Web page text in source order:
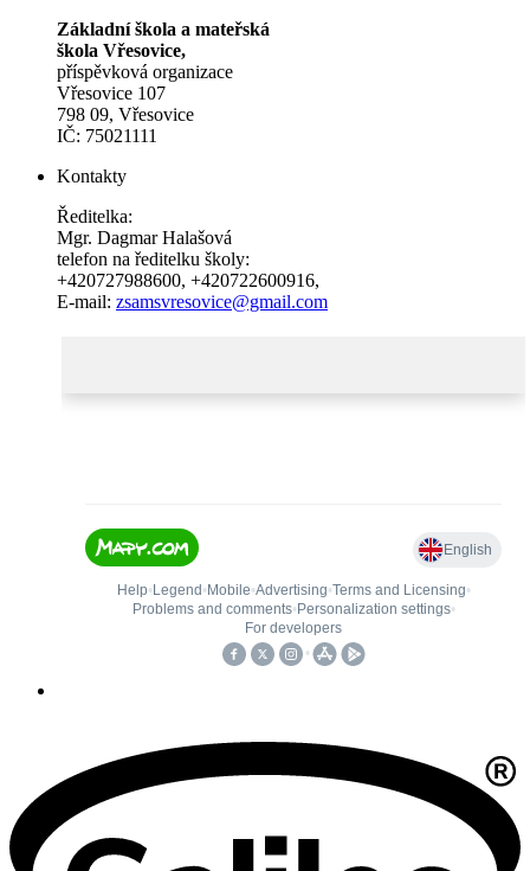
Základní škola a mateřská
škola Vřesovice,
příspěvková organizace
Vřesovice 107
798 09, Vřesovice
IČ: 75021111
Kontakty
Ředitelka:
Mgr. Dagmar Halašová
telefon na ředitelku školy:
+420727988600, +420722600916,
E-mail: zsamsvresovice@gmail.com